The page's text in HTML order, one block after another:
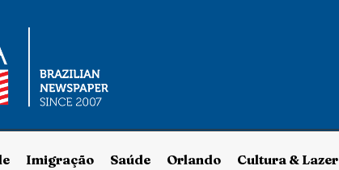
Imigração Saúde Orlando Cultura & Lazer